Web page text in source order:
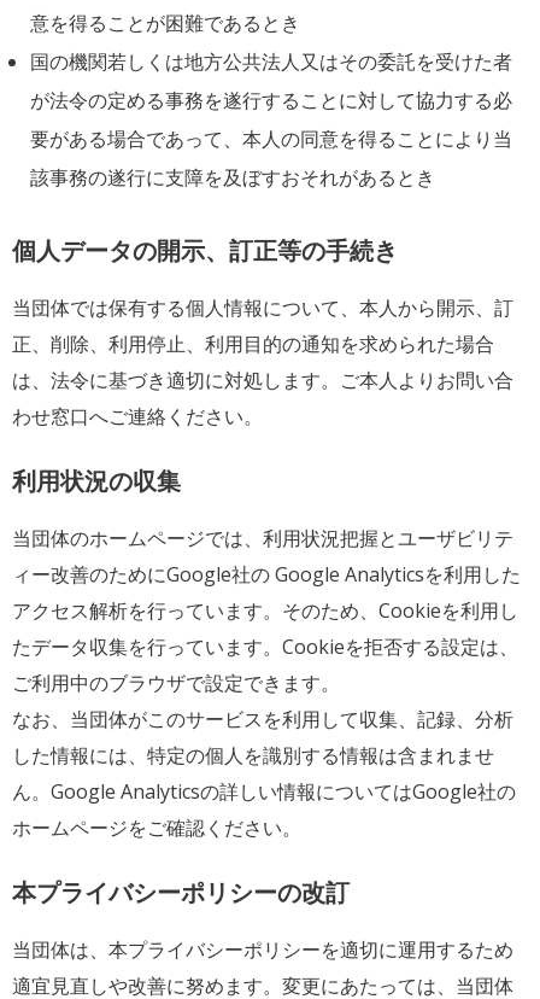
意を得ることが困難であるとき
国の機関若しくは地方公共法人又はその委託を受けた者
が法令の定める事務を遂行することに対して協力する必
要がある場合であって、本人の同意を得ることにより当
該事務の遂行に支障を及ぼすおそれがあるとき
個人データの開示、訂正等の手続き
当団体では保有する個人情報について、本人から開示、訂
正、削除、利用停止、利用目的の通知を求められた場合
は、法令に基づき適切に対処します。ご本人よりお問い合
わせ窓口へご連絡ください。
利用状況の収集
当団体のホームページでは、利用状況把握とユーザビリテ
ィー改善のためにGoogle社の Google Analyticsを利用した
アクセス解析を行っています。そのため、Cookieを利用し
たデータ収集を行っています。Cookieを拒否する設定は、
ご利用中のブラウザで設定できます。
なお、当団体がこのサービスを利用して収集、記録、分析
した情報には、特定の個人を識別する情報は含まれませ
ん。Google Analyticsの詳しい情報についてはGoogle社の
ホームページをご確認ください。
本プライバシーポリシーの改訂
当団体は、本プライバシーポリシーを適切に運用するため
適宜見直しや改善に努めます。変更にあたっては、当団体